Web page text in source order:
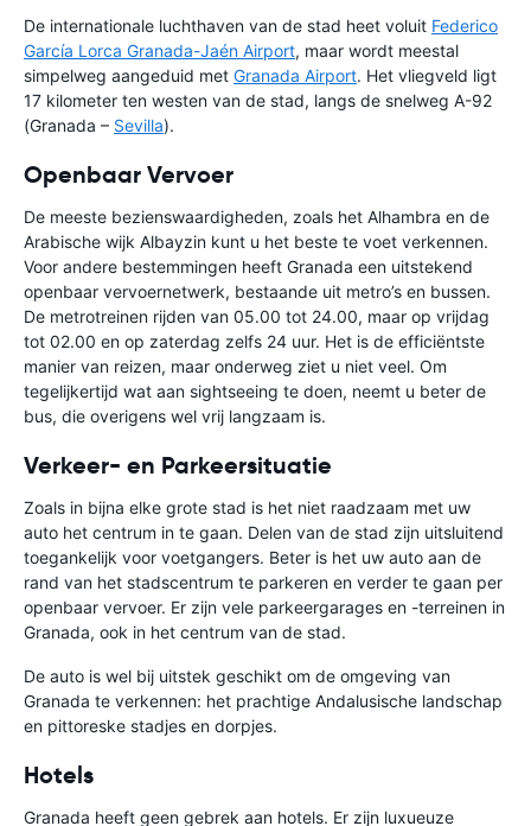
De internationale luchthaven van de stad heet voluit Federico
García Lorca Granada-Jaén Airport, maar wordt meestal
simpelweg aangeduid met Granada Airport. Het vliegveld ligt
17 kilometer ten westen van de stad, langs de snelweg A-92
(Granada – Sevilla).
Openbaar Vervoer
De meeste bezienswaardigheden, zoals het Alhambra en de
Arabische wijk Albayzin kunt u het beste te voet verkennen.
Voor andere bestemmingen heeft Granada een uitstekend
openbaar vervoernetwerk, bestaande uit metro’s en bussen.
De metrotreinen rijden van 05.00 tot 24.00, maar op vrijdag
tot 02.00 en op zaterdag zelfs 24 uur. Het is de efficiëntste
manier van reizen, maar onderweg ziet u niet veel. Om
tegelijkertijd wat aan sightseeing te doen, neemt u beter de
bus, die overigens wel vrij langzaam is.
Verkeer- en Parkeersituatie
Zoals in bijna elke grote stad is het niet raadzaam met uw
auto het centrum in te gaan. Delen van de stad zijn uitsluitend
toegankelijk voor voetgangers. Beter is het uw auto aan de
rand van het stadscentrum te parkeren en verder te gaan per
openbaar vervoer. Er zijn vele parkeergarages en -terreinen in
Granada, ook in het centrum van de stad.
De auto is wel bij uitstek geschikt om de omgeving van
Granada te verkennen: het prachtige Andalusische landschap
en pittoreske stadjes en dorpjes.
Hotels
Granada heeft geen gebrek aan hotels. Er zijn luxueuze